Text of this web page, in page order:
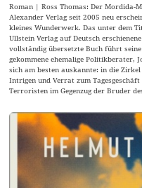
Roman | Ross Thomas: Der Mordida-
Alexander Verlag seit 2005 neu
kleines Wunderwerk. Das unter dem
Ullstein Verlag auf Deutsch
vollständig übersetzte Buch führt
gekommene ehemalige Politikberater,
sich am besten auskannte: in die
Intrigen und Verrat zum
Terroristen im Gegenzug der Bruder